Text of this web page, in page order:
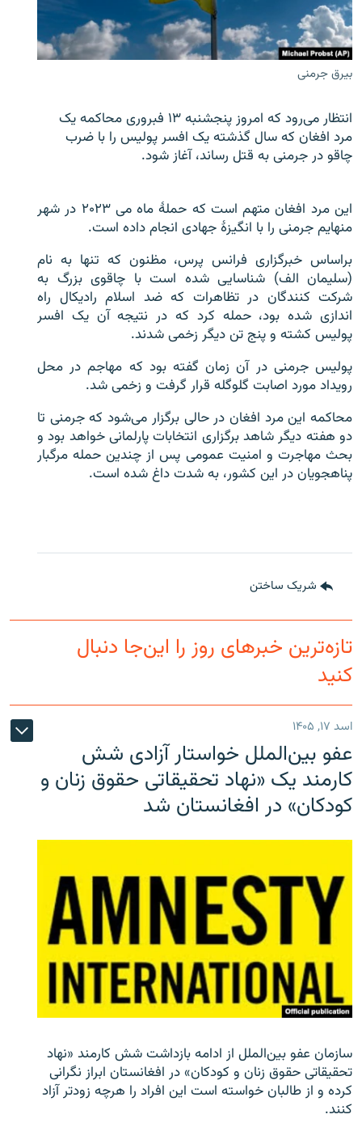
تماس
صفحه پشتو
Azadi English
به ما بپیوندید
همۀ سایت‌های رادیو آزادی/ رادیو اروپای آزاد
بیرق جرمنی
انتظار می‌رود که امروز پنجشنبه ۱۳ فبروری محاکمه یک
مرد افغان که سال گذشته یک افسر پولیس را با ضرب
چاقو در جرمنی به قتل رساند، آغاز شود.
این مرد افغان متهم است که حملۀ ماه می ۲۰۲۳ در شهر
منهایم جرمنی را با انگیزۀ جهادی انجام داده است.
براساس خبرگزاری فرانس پرس، مظنون که تنها به نام
(سلیمان الف) شناسایی شده است با چاقوی بزرگ به
شرکت کنندگان در تظاهرات که ضد اسلام رادیکال راه
اندازی شده بود، حمله کرد که در نتیجه آن یک افسر
پولیس کشته و پنج تن دیگر زخمی شدند.
پولیس جرمنی در آن زمان گفته بود که مهاجم در محل
رویداد مورد اصابت گلوگله قرار گرفت و زخمی شد.
محاکمه این مرد افغان در حالی برگزار می‌شود که جرمنی تا
دو هفته دیگر شاهد برگزاری انتخابات پارلمانی خواهد بود و
بحث مهاجرت و امنیت عمومی پس از چندین حمله مرگبار
پناهجویان در این کشور، به شدت داغ شده است.
شریک ساختن
تازه‌ترین خبرهای روز را این‌جا دنبال
کنید
اسد ۱۷, ۱۴۰۵
عفو بین‌الملل خواستار آزادی شش
کارمند یک «نهاد تحقیقاتی حقوق زنان و
کودکان» در افغانستان شد
سازمان عفو بین‌الملل از ادامه بازداشت شش کارمند «نهاد
تحقیقاتی حقوق زنان و کودکان» در افغانستان ابراز نگرانی
کرده و از طالبان خواسته است این افراد را هرچه زودتر آزاد
کنند.